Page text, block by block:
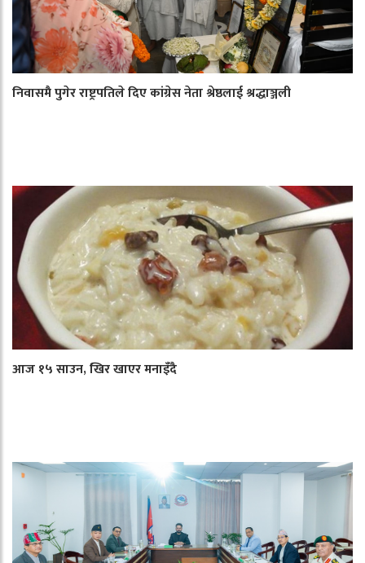
निवासमै पुगेर राष्ट्रपतिले दिए कांग्रेस नेता श्रेष्ठलाई श्रद्धाञ्जली
आज १५ साउन, खिर खाएर मनाइँदै